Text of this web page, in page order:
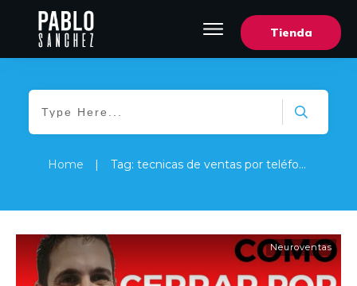
Tienda
Home Tag: tecnicas de ventas por teléfono
Neuroventas